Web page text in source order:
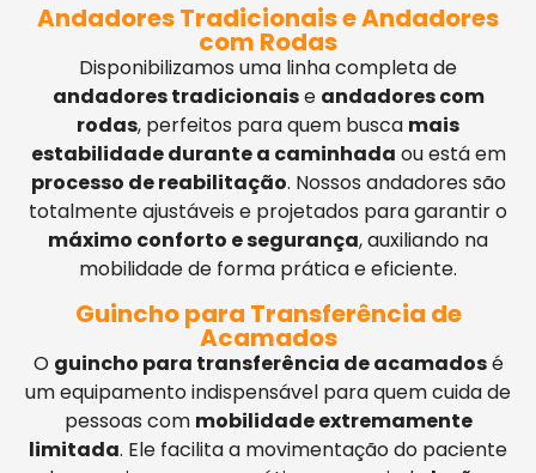
Andadores Tradicionais e Andadores
com Rodas
Disponibilizamos uma linha completa de
andadores tradicionaise andadores com
rodas, perfeitos para quem busca mais
estabilidade durante a caminhada ou está em
processo de reabilitação. Nossos andadores são
totalmente ajustáveis e projetados para garantir o
máximo conforto e segurança, auxiliando na
mobilidade de forma prática e eficiente.
Guincho para Transferência de
Acamados
O guincho para transferência de acamadosé
um equipamento indispensável para quem cuida de
pessoas com mobilidade extremamente
limitada. Ele facilita a movimentação do paciente